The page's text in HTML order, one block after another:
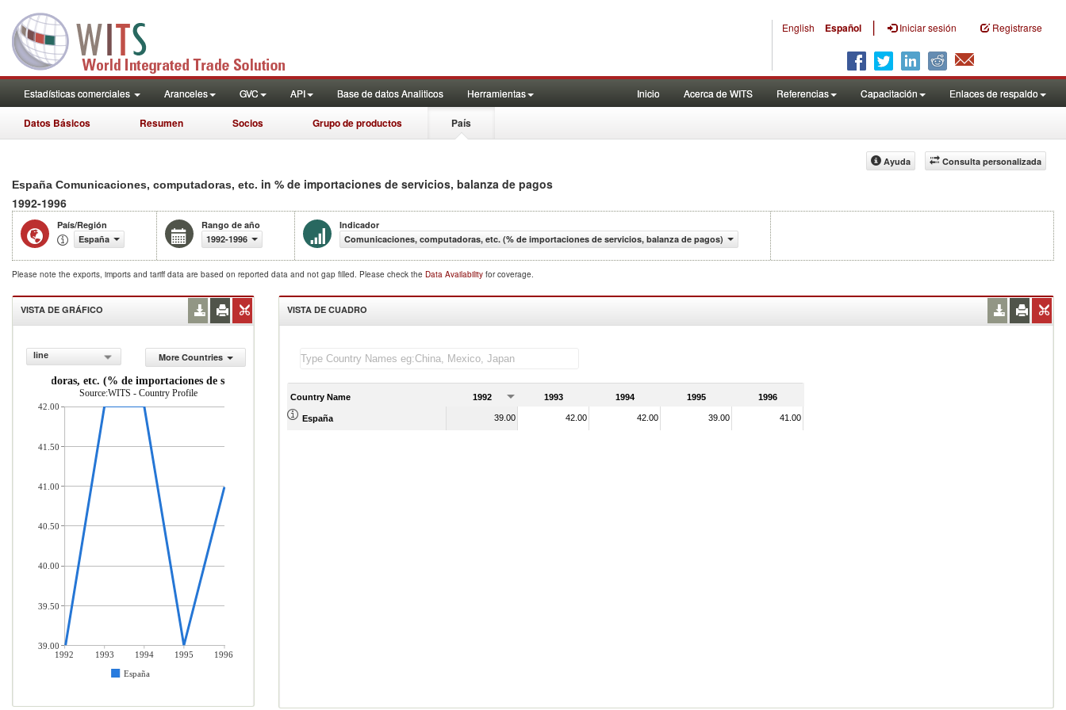
English Español | Iniciar sesión Registrarse
Estadísticas comerciales Aranceles GVC API Base de datos Analiticos Herramientas Inicio Acerca de WITS Referencias Capacitación Enlaces de respaldo
Datos Básicos Resumen Socios Grupo de productos País
Consulta personalizada
Ayuda
España Comunicaciones, computadoras, etc. in % de importaciones de servicios, balanza de pagos
1992-1996
País/Región
España
Rango de año
1992-1996
Indicador
Comunicaciones, computadoras, etc. (% de importaciones de servicios, balanza de pagos)
Please note the exports, imports and tariff data are based on reported data and not gap filled. Please check the Data Availability for coverage.
VISTA DE GRÁFICO
line
More Countries
computadoras, etc. (% de importaciones de servicios, balanza de pagos)
Source:WITS - Country Profile
1992 1993 1994 1995
1996
España
42.00
41.50
41.00
40.50
40.00
39.50
39.00
VISTA DE CUADRO
Country Name 1992 1993 1994 1995 1996
España 39.00 42.00 42.00 39.00 41.00